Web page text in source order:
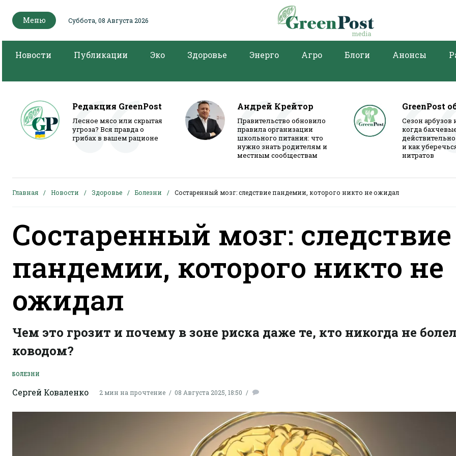
Меню Суббота, 08 Августа 2026
Новости Публикации Эко Здоровье Энерго Агро Блоги Анонсы
Редакция GreenPost
Лесное мясо или скрытая
угроза? Вся правда о
грибах в вашем рационе
Андрей Крейтор
Правительство обновило
правила организации
школьного питания: что
нужно знать родителям и
местным сообществам
GreenPost
Сезон арбузов
когда
и как
нитратов
Главная Новости Здоровье Болезни Состаренный мозг: следствие пандемии, которого никто не ожидал
Состаренный мозг: следствие
пандемии, которого никто не
ожидал
Чем это грозит и почему в зоне риска даже те, кто никогда не
ководом?
БОЛЕЗНИ
Сергей Коваленко 2 мин на прочтение 08 Августа 2025, 18:50